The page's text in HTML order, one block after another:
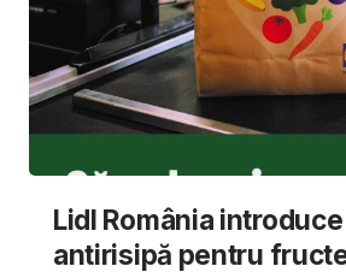
Lidl România
antirisipă pentru